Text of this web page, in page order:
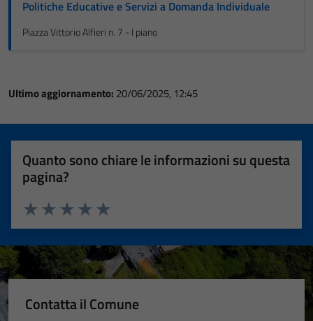
Politiche Educative e Servizi a Domanda Individuale
Piazza Vittorio Alfieri n. 7 - I piano
Ultimo aggiornamento: 20/06/2025, 12:45
Quanto sono chiare le informazioni su questa
pagina?
Valuta 5 stelle su 5
Valuta 4 stelle su 5
Valuta 3 stelle su 5
Valuta 2 stelle su 5
Valuta 1 stelle su 5
Contatta il Comune